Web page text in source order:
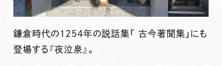
鎌倉時代の1254年の説話集「 古今著聞集」にも
登場する『夜泣泉』。